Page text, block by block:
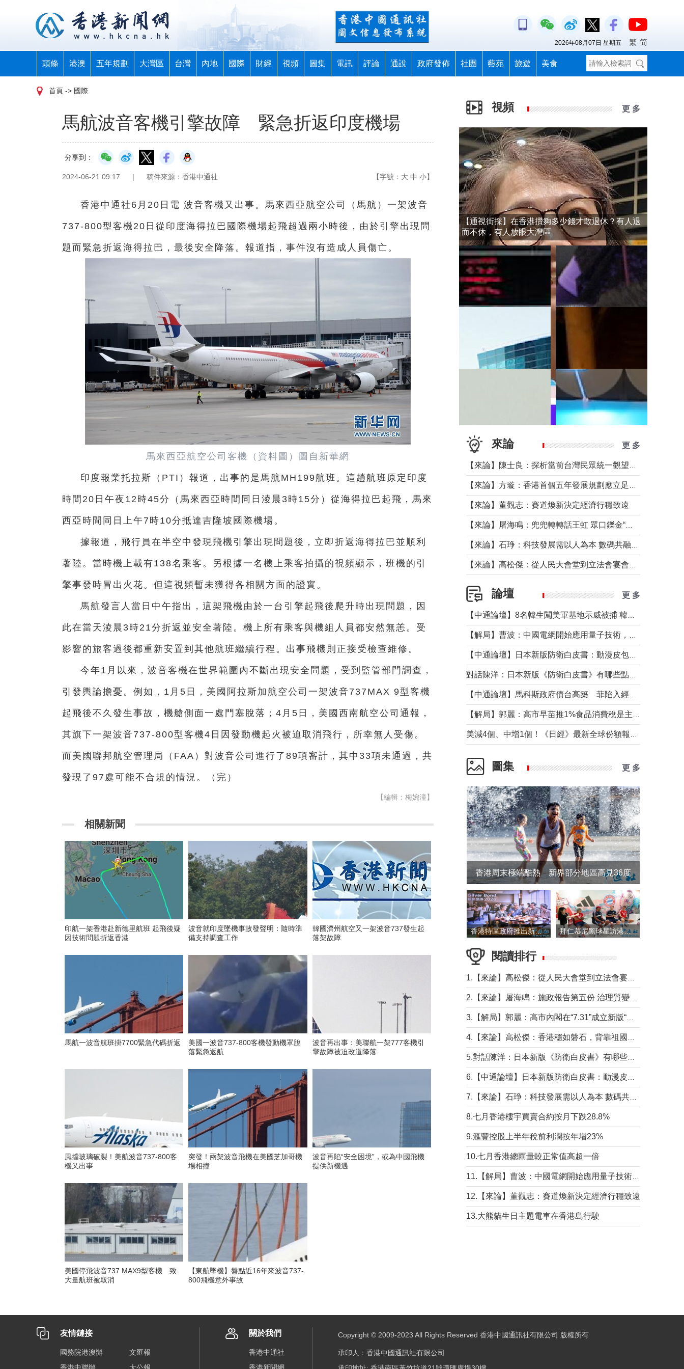
頭條 港澳 五年規劃 大灣區 台灣 內地 國際 財經 視頻 圖集 電訊 評論 通說 政府發佈 社團 藝苑 旅遊 美食
2026年08月07日 星期五 繁 简
首頁 -> 國際
馬航波音客機引擎故障 緊急折返印度機場
分享到：
2024-06-21 09:17 | 稿件來源：香港中通社 【字號： 大 中 小】
香港中通社6月20日電 波音客機又出事。馬來西亞航空公司（馬航）一架波音
737-800型客機20日從印度海得拉巴國際機場起飛超過兩小時後，由於引擎出現問
題而緊急折返海得拉巴，最後安全降落。報道指，事件沒有造成人員傷亡。
馬來西亞航空公司客機（資料圖）圖自新華網
印度報業托拉斯（PTI）報道，出事的是馬航MH199航班。這趟航班原定印度
時間20日午夜12時45分（馬來西亞時間同日淩晨3時15分）從海得拉巴起飛，馬來
西亞時間同日上午7時10分抵達吉隆坡國際機場。
據報道，飛行員在半空中發現飛機引擎出現問題後，立即折返海得拉巴並順利
著陸。當時機上載有138名乘客。另根據一名機上乘客拍攝的視頻顯示，班機的引
擎事發時冒出火花。但這視頻暫未獲得各相關方面的證實。
馬航發言人當日中午指出，這架飛機由於一台引擎起飛後爬升時出現問題，因
此在當天淩晨3時21分折返並安全著陸。機上所有乘客與機組人員都安然無恙。受
影響的旅客過後都重新安置到其他航班繼續行程。出事飛機則正接受檢查維修。
今年1月以來，波音客機在世界範圍內不斷出現安全問題，受到監管部門調查，
引發輿論擔憂。例如，1月5日，美國阿拉斯加航空公司一架波音737MAX 9型客機
起飛後不久發生事故，機艙側面一處門塞脫落；4月5日，美國西南航空公司通報，
其旗下一架波音737-800型客機4日因發動機起火被迫取消飛行，所幸無人受傷。
而美國聯邦航空管理局（FAA）對波音公司進行了89項審計，其中33項未通過，共
發現了97處可能不合規的情況。（完）
【編輯：梅婉潼】
相關新聞
印航一架香港赴新德里航班 起飛後疑
因技術問題折返香港
波音就印度墜機事故發聲明：隨時準
備支持調查工作
韓國濟州航空又一架波音737發生起
落架故障
馬航一波音航班掛7700緊急代碼折返
美國一波音737-800客機發動機罩脫
落緊急返航
波音再出事：美聯航一架777客機引
擎故障被迫改道降落
風擋玻璃破裂！美航波音737-800客
機又出事
突發！兩架波音飛機在美國芝加哥機
場相撞
波音再陷“安全困境”，或為中國飛機
提供新機遇
美國停飛波音737 MAX9型客機 致
大量航班被取消
【東航墜機】盤點近16年來波音737-
800飛機意外事故
視頻 更 多
【通視街採】在香港攢夠多少錢才敢退休？有人退
而不休，有人放眼大灣區
來論 更 多
【來論】董觀志：賽道煥新決定經濟行穩致遠
論壇 更 多
圖集 更 多
香港周末極端酷熱 新界部分地區高見36度
香港特區政府推出新一批銀色債券 每手1萬元保底息4.25厘 拜仁慕尼黑球星訪港 與球迷近距離互動
閱讀排行
8.七月香港樓宇買賣合約按月下跌28.8%
9.滙豐控股上半年稅前利潤按年增23%
10.七月香港總雨量較正常值高超一倍
12.【來論】董觀志：賽道煥新決定經濟行穩致遠
13.大熊貓生日主題電車在香港島行駛
友情鏈接
國務院港澳辦
文匯報
關於我們
香港中通社
Copyright © 2009-2023 All Rights Reserved 香港中國通訊社有限公司 版權所有
承印人：香港中國通訊社有限公司